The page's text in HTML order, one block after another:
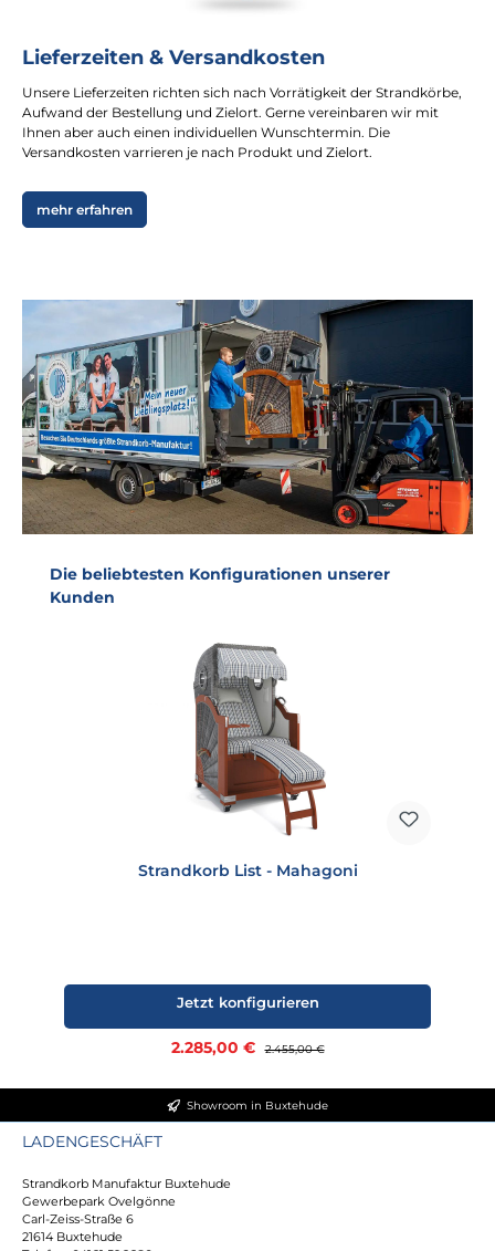
Lieferzeiten & Versandkosten
Unsere Lieferzeiten richten sich nach Vorrätigkeit der Strandkörbe,
Aufwand der Bestellung und Zielort. Gerne vereinbaren wir mit
Ihnen aber auch einen individuellen Wunschtermin. Die
Versandkosten varrieren je nach Produkt und Zielort.
mehr erfahren
Produktgalerie überspringen
Die beliebtesten Konfigurationen unserer
Kunden
Strandkorb List - Mahagoni
Verkaufspreis:
2.285,00 € Regulärer Preis:
2.455,00 €
Jetzt konfigurieren
Showroom in Buxtehude
LADENGESCHÄFT
Strandkorb Manufaktur Buxtehude
Gewerbepark Ovelgönne
Carl-Zeiss-Straße 6
21614 Buxtehude